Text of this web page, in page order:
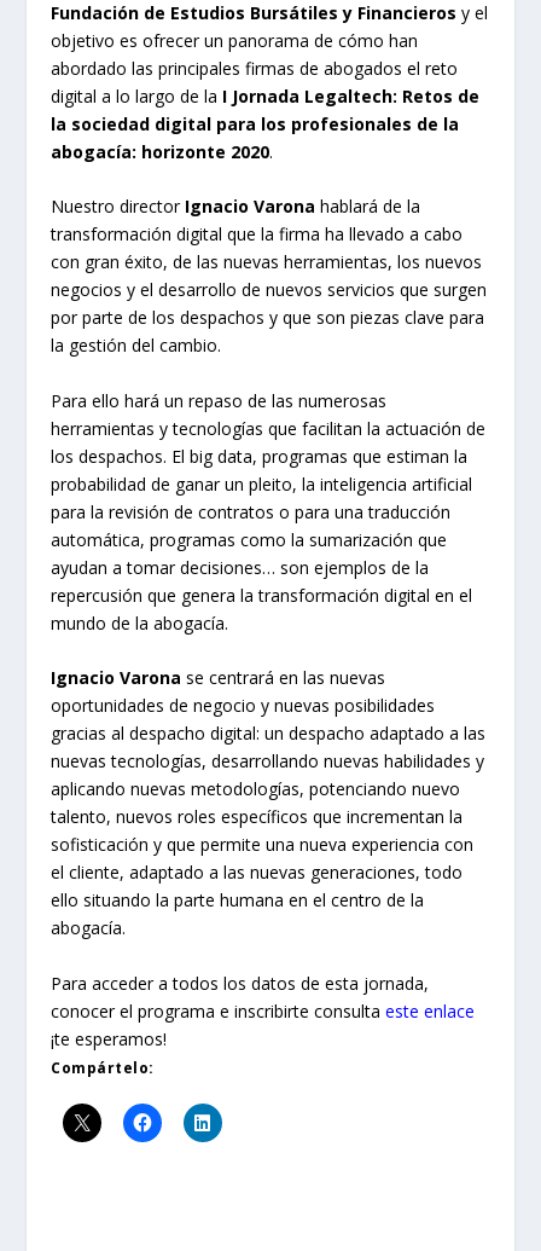
Fundación de Estudios Bursátiles y Financieros y el
objetivo es ofrecer un panorama de cómo han
abordado las principales firmas de abogados el reto
digital a lo largo de la I Jornada Legaltech: Retos de
la sociedad digital para los profesionales de la
abogacía: horizonte 2020.
Nuestro director Ignacio Varona hablará de la
transformación digital que la firma ha llevado a cabo
con gran éxito, de las nuevas herramientas, los nuevos
negocios y el desarrollo de nuevos servicios que surgen
por parte de los despachos y que son piezas clave para
la gestión del cambio.
Para ello hará un repaso de las numerosas
herramientas y tecnologías que facilitan la actuación de
los despachos. El big data, programas que estiman la
probabilidad de ganar un pleito, la inteligencia artificial
para la revisión de contratos o para una traducción
automática, programas como la sumarización que
ayudan a tomar decisiones… son ejemplos de la
repercusión que genera la transformación digital en el
mundo de la abogacía.
Ignacio Varona se centrará en las nuevas
oportunidades de negocio y nuevas posibilidades
gracias al despacho digital: un despacho adaptado a las
nuevas tecnologías, desarrollando nuevas habilidades y
aplicando nuevas metodologías, potenciando nuevo
talento, nuevos roles específicos que incrementan la
sofisticación y que permite una nueva experiencia con
el cliente, adaptado a las nuevas generaciones, todo
ello situando la parte humana en el centro de la
abogacía.
Para acceder a todos los datos de esta jornada,
conocer el programa e inscribirte consultaeste enlace
¡te esperamos!
Compártelo: